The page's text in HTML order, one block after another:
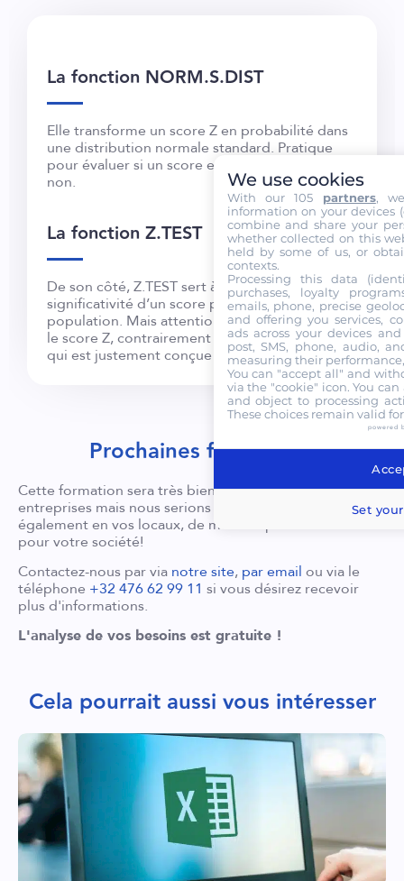
La fonction NORM.S.DIST
Elle transforme un score Z en probabilité dans
une distribution normale standard. Pratique
pour évaluer si un score est exceptionnel ou
non.
La fonction Z.TEST
De son côté, Z.TEST sert à tester la
significativité d’un score par rapport à une
population. Mais attention ; elle ne calcule pas
le score Z, contrairement à CENTREE.REDUITE,
qui est justement conçue pour ça.
Prochaines formations
Cette formation sera très bientôt programmée en inter-
entreprises mais nous serions ravis de l’organiser
également en vos locaux, de manière personnalisée
pour votre société!
Contactez-nous par via notre site, par email ou via le
téléphone +32 476 62 99 11 si vous désirez recevoir
plus d'informations.
L'analyse de vos besoins est gratuite !
Cela pourrait aussi vous intéresser
We use cookies
With our 105 partners,
information on your devices
combine and share your
whether collected on this
held by some of us, or
contexts.
Processing this data
purchases, loyalty
emails, phone, precise
and offering you services,
ads across your devices
post, SMS, phone, audio,
measuring their
You can "accept all" and
via the "cookie" icon. You
and object to processing
These choices remain valid
powered
Set